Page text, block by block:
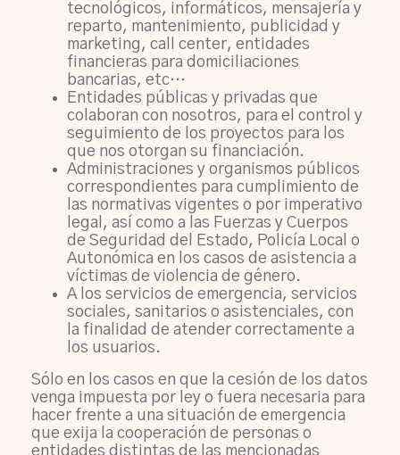
tecnológicos, informáticos, mensajería y
reparto, mantenimiento, publicidad y
marketing, call center, entidades
financieras para domiciliaciones
bancarias, etc…
Entidades públicas y privadas que
colaboran con nosotros, para el control y
seguimiento de los proyectos para los
que nos otorgan su financiación.
Administraciones y organismos públicos
correspondientes para cumplimiento de
las normativas vigentes o por imperativo
legal, así como a las Fuerzas y Cuerpos
de Seguridad del Estado, Policía Local o
Autonómica en los casos de asistencia a
víctimas de violencia de género.
A los servicios de emergencia, servicios
sociales, sanitarios o asistenciales, con
la finalidad de atender correctamente a
los usuarios.
Sólo en los casos en que la cesión de los datos
venga impuesta por ley o fuera necesaria para
hacer frente a una situación de emergencia
que exija la cooperación de personas o
entidades distintas de las mencionadas